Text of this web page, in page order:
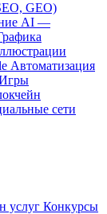
GEO)
AI —
Автоматизация
сети
услуг Конкурсы